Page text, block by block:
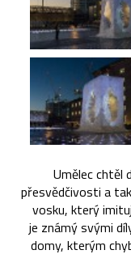
Umělec chtěl
přesvědčivosti a
vosku, který
je známý svými
domy, kterým